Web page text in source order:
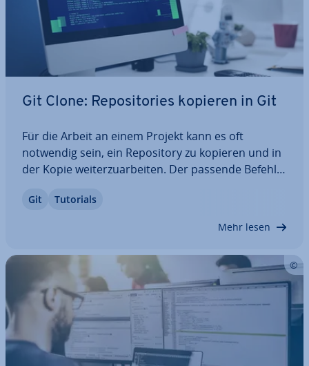
Git Clone: Re­po­si­to­ries kopieren in Git
Für die Arbeit an einem Projekt kann es oft
notwendig sein, ein Re­po­si­to­ry zu kopieren und in
der Kopie wei­ter­zu­ar­bei­ten. Der passende Befehl
Sie, was den Command ausmacht, wie er an­ge­wen­
Git Tutorials
Mehr lesen